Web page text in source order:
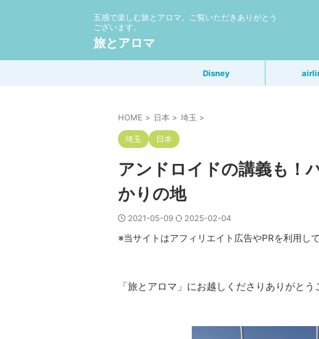
五感で楽しむ旅とアロマ。ご覧いただきありがとう
ございます。
旅とアロマ
Disney
HOME > 日本 > 埼玉 >
埼玉 日本
アンドロイドの講義も！
かりの地
2021-05-09 2025-02-04
※当サイトはアフィリエイト広告やPRを利用して
「旅とアロマ」にお越しくださりありがとう